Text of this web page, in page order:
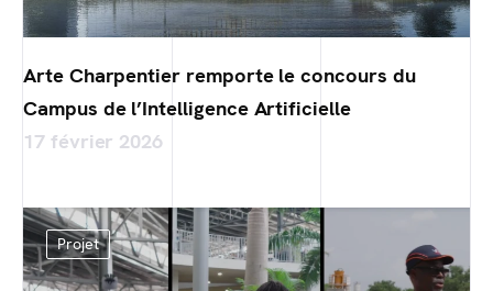
Arte Charpentier remporte le concours du
Campus de l’Intelligence Artificielle
17 février 2026
Projet